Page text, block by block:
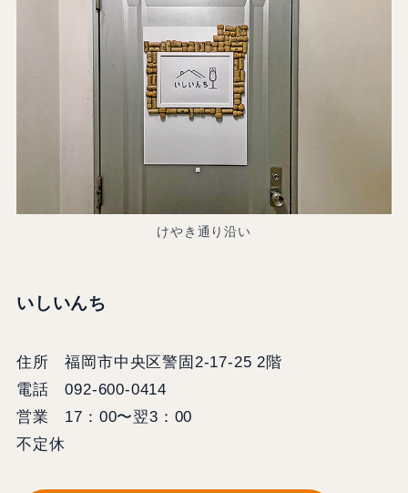
けやき通り沿い
いしいんち
住所 福岡市中央区警固2-17-25 2階
電話 092-600-0414
営業 17：00〜翌3：00
不定休